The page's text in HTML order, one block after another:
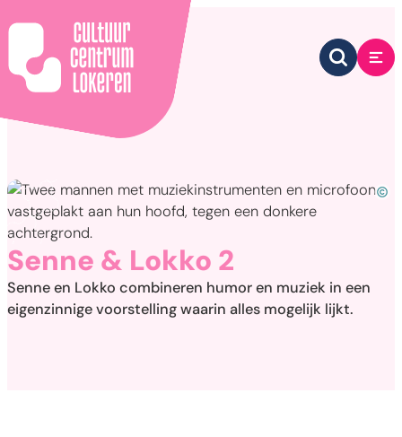
Naar inhoud
Cultuurcentrum Lokeren
Zoek
Senne & Lokko 2
Senne en Lokko combineren humor en muziek in een
eigenzinnige voorstelling waarin alles mogelijk lijkt.